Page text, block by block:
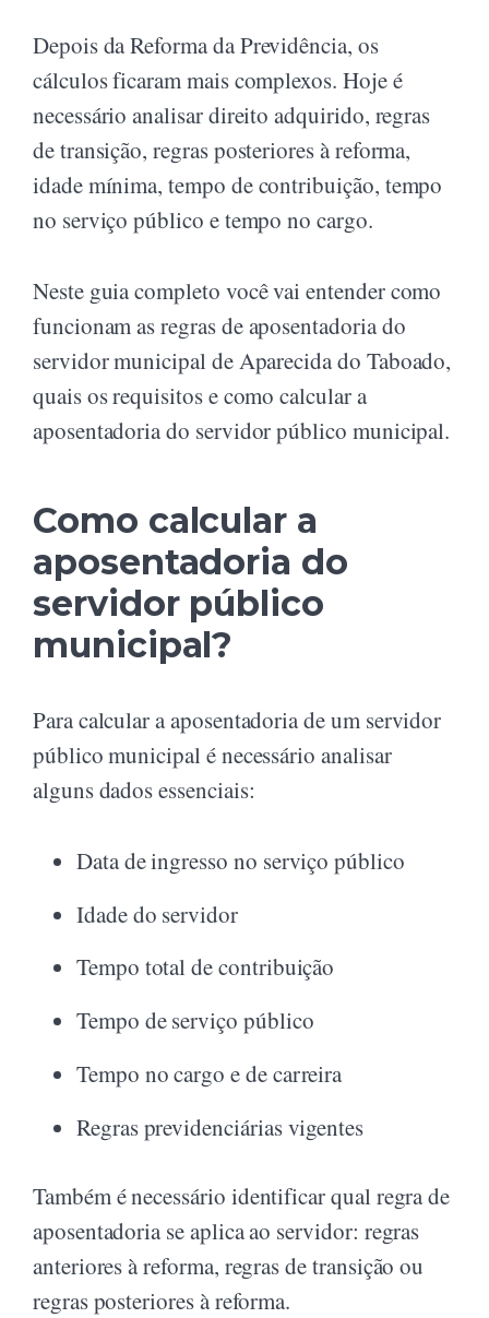
Depois da Reforma da Previdência, os
cálculos ficaram mais complexos. Hoje é
necessário analisar direito adquirido, regras
de transição, regras posteriores à reforma,
idade mínima, tempo de contribuição, tempo
no serviço público e tempo no cargo.
Neste guia completo você vai entender como
funcionam as regras de aposentadoria do
servidor municipal de Aparecida do Taboado,
quais os requisitos e como calcular a
aposentadoria do servidor público municipal.
Como calcular a
aposentadoria do
servidor público
municipal?
Para calcular a aposentadoria de um servidor
público municipal é necessário analisar
alguns dados essenciais:
Data de ingresso no serviço público
Idade do servidor
Tempo total de contribuição
Tempo de serviço público
Tempo no cargo e de carreira
Regras previdenciárias vigentes
Também é necessário identificar qual regra de
aposentadoria se aplica ao servidor: regras
anteriores à reforma, regras de transição ou
regras posteriores à reforma.